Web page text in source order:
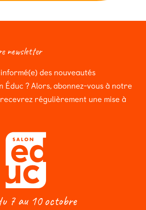
newsletter
des nouveautés
Éduc ? Alors, abonnez-vous à notre
régulièrement une mise à
7 au 10 octobre